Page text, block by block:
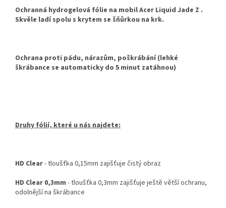
Ochranná hydrogelová fólie na mobil Acer Liquid Jade Z .
Skvěle ladí spolu s krytem se šňůrkou na krk.
Ochrana proti pádu, nárazům, poškrábání (lehké
škrábance se automaticky do 5 minut zatáhnou)
Druhy fólií, které u nás najdete:
HD Clear- tloušťka 0,15mm zajišťuje čistý obraz
HD Clear 0,3mm - tloušťka 0,3mm zajišťuje ještě větší ochranu,
odolnější na škrábance